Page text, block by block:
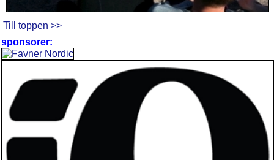
Till toppen >>
sponsorer: